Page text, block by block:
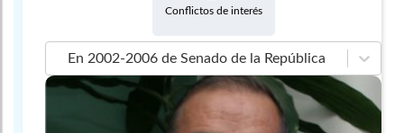
Conflictos de interés
En 2002-2006 de Senado de la República